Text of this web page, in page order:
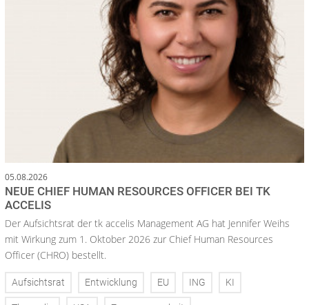
05.08.2026
NEUE CHIEF HUMAN RESOURCES OFFICER BEI TK
ACCELIS
Der Aufsichtsrat der tk accelis Management AG hat Jennifer Weihs
mit Wirkung zum 1. Oktober 2026 zur Chief Human Resources
Officer (CHRO) bestellt.
Aufsichtsrat Entwicklung EU ING KI